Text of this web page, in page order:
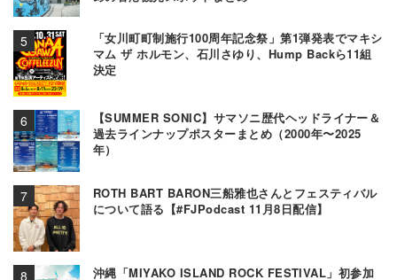
「女川町町制施行100周年記念祭」第1弾発表でマキシ
マム ザ ホルモン、石川さゆり、Hump Backら11組
決定
【SUMMER SONIC】サマソニ歴代ヘッドライナー＆
過去ラインナップポスターまとめ（2000年〜2025
年）
ROTH BART BARON三船雅也さんとフェスティバル
について語る【#FJPodcast 11月8日配信】
沖縄「MIYAKO ISLAND ROCK FESTIVAL」初参加